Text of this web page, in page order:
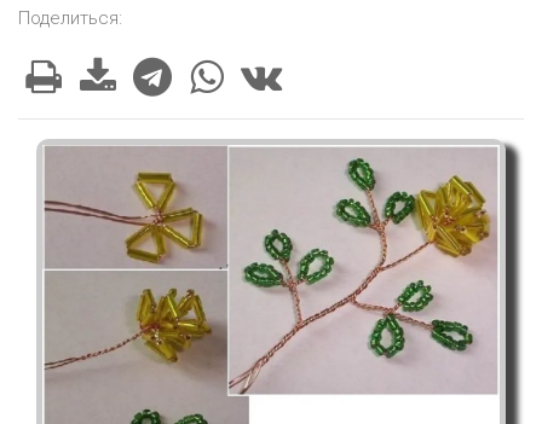
Поделиться: